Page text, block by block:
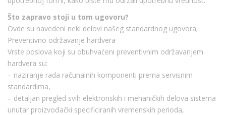
Što zapravo stoji u tom ugovoru?
Ovde su navedeni neki delovi našeg standardnog ugovora;
Preventivno održavanje hardvera
Vrste poslova koji su obuhvaćeni preventivnim održavanjem
hardvera su:
– naziranje rada računalnih komponenti prema servisnim
standardima,
– detaljan pregled svih elektronskih i mehaničkih delova sistema
unutar proizvođački specificiranih vremenskih perioda,